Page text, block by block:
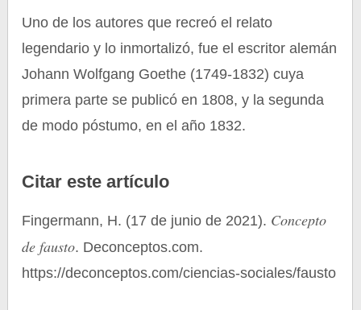
Uno de los autores que recreó el relato
legendario y lo inmortalizó, fue el escritor alemán
Johann Wolfgang Goethe (1749-1832) cuya
primera parte se publicó en 1808, y la segunda
de modo póstumo, en el año 1832.
Citar este artículo
Fingermann, H. (17 de junio de 2021). Concepto
de fausto. Deconceptos.com.
https://deconceptos.com/ciencias-sociales/fausto